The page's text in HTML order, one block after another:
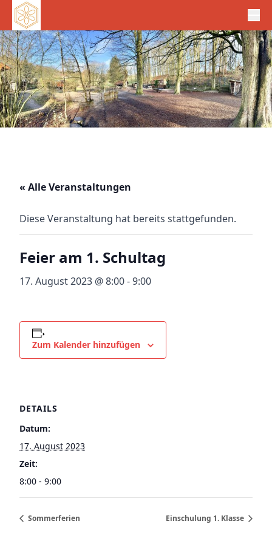
« Alle Veranstaltungen
Diese Veranstaltung hat bereits stattgefunden.
Feier am 1. Schultag
17. August 2023 @ 8:00-9:00
Zum Kalender hinzufügen
DETAILS
Datum:
17. August 2023
Zeit:
8:00 - 9:00
Sommerferien Einschulung 1. Klasse